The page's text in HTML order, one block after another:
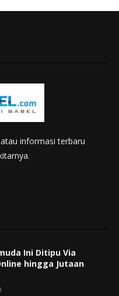
informasi terbaru
Ini Ditipu Via
hingga Jutaan